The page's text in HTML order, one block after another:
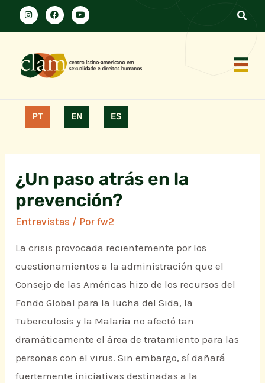
PT EN ES
¿Un paso atrás en la
prevención?
Entrevistas / Porfw2
La crisis provocada recientemente por los
cuestionamientos a la administración que el
Consejo de las Américas hizo de los recursos del
Fondo Global para la lucha del Sida, la
Tuberculosis y la Malaria no afectó tan
dramáticamente el área de tratamiento para las
personas con el virus. Sin embargo, sí dañará
fuertemente iniciativas destinadas a la